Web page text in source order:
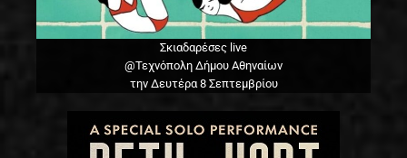
Σκιαδαρέσες live
@Τεχνόπολη Δήμου Αθηναίων
την Δευτέρα 8 Σεπτεμβρίου